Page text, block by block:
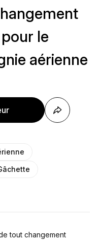
le
aérienne
tout changement